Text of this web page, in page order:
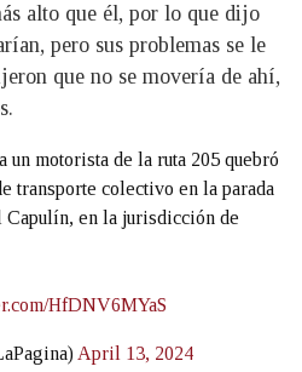
alto que él, por lo que dijo
pero sus problemas se le
que no se movería de ahí,
un motorista de la ruta 205 quebró
transporte colectivo en la parada
en la jurisdicción de
HfDNV6MYaS
April 13, 2024